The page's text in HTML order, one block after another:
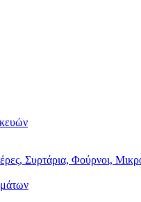
Συρτάρια, Φούρνοι,